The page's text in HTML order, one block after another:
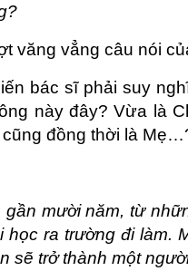
văng vẳng câu nói
bác sĩ phải suy
này đây? Vừa là
đồng thời là
gần mười năm, từ
học ra trường đi làm.
sẽ trở thành một